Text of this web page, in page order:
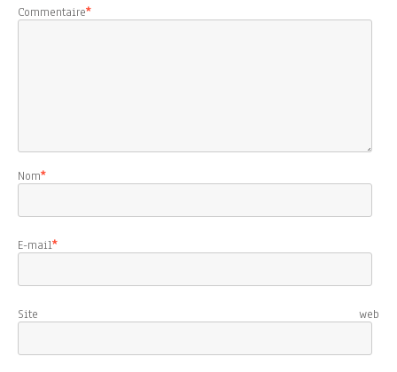
Commentaire*
Nom*
E-mail*
Site web